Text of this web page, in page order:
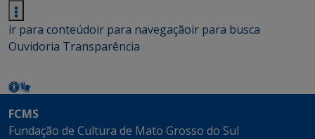
ir para conteúdoir para navegaçãoir para busca
Ouvidoria Transparência
FCMS
Fundação de Cultura de Mato Grosso do Sul